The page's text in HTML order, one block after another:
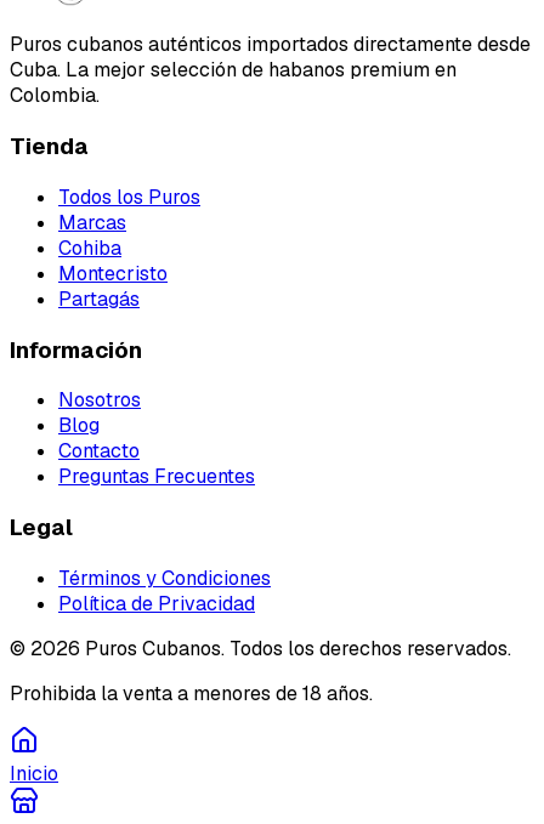
Puros cubanos auténticos importados directamente desde
Cuba. La mejor selección de habanos premium en
Colombia.
Tienda
Todos los Puros
Marcas
Cohiba
Montecristo
Partagás
Información
Nosotros
Blog
Contacto
Preguntas Frecuentes
Legal
Términos y Condiciones
Política de Privacidad
© 2026 Puros Cubanos. Todos los derechos reservados.
Prohibida la venta a menores de 18 años.
Inicio